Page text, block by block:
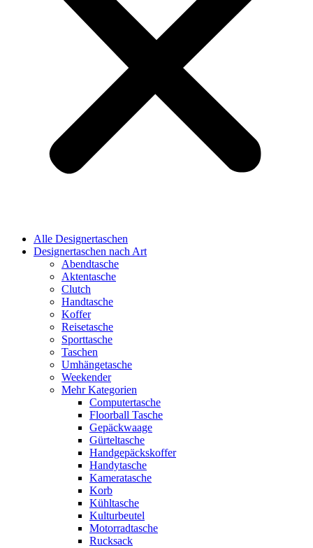
Alle Designertaschen
Designertaschen nach Art
Abendtasche
Aktentasche
Clutch
Handtasche
Koffer
Reisetasche
Sporttasche
Taschen
Umhängetasche
Weekender
Mehr Kategorien
Computertasche
Floorball Tasche
Gepäckwaage
Gürteltasche
Handgepäckskoffer
Handytasche
Kameratasche
Korb
Kühltasche
Kulturbeutel
Motorradtasche
Rucksack